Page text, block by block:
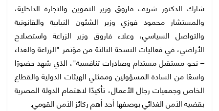
شارك الدكتور شريف فاروق وزير التموين والتجارة الداخلية،
والمستشار محمود فوزي وزير الشئون النيابية والقانونية
والتواصل السياسي، وعلاء فاروق وزير الزراعة واستصلاح
الأراضي، في فعاليات النسخة الثالثة من مؤتمر "الزراعة والغذاء
– نحو مستقبل مستدام وصادرات تنافسية"، الذي شهد حضورًا
واسعًا من السادة المسؤولين وممثلي الهيئات الدولية والقطاع
الخاص وجمعيات رجال الأعمال، تأكيدًا لاهتمام الدولة المصرية
بقضية الأمن الغذائي بوصفها أحد أهم ركائز الأمن القومي.